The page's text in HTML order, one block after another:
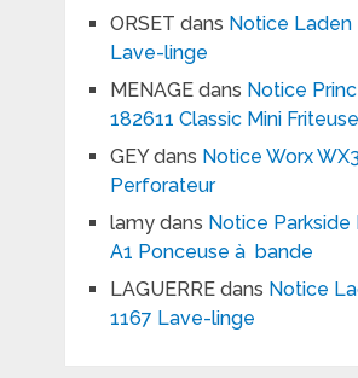
ORSET dans Notice Laden
Lave-linge
MENAGEdans Notice
182611 Classic Mini Friteuse
GEYdans Notice Worx
Perforateur
lamydans Notice Parkside
A1 Ponceuse à bande
LAGUERREdans Notice
1167 Lave-linge